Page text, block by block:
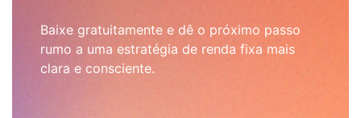
Baixe gratuitamente e dê o próximo passo
rumo a uma estratégia de renda fixa mais
clara e consciente.